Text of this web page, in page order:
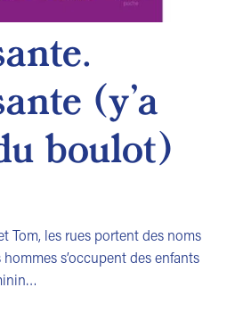
(y’a
boulot)
Tom, les rues portent des noms
s’occupent des enfants